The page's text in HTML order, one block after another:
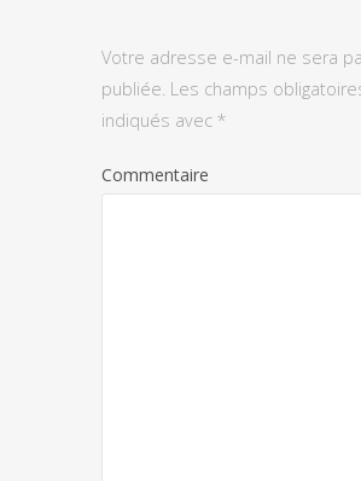
Votre adresse e-mail ne sera
publiée. Les champs
indiqués avec *
Commentaire